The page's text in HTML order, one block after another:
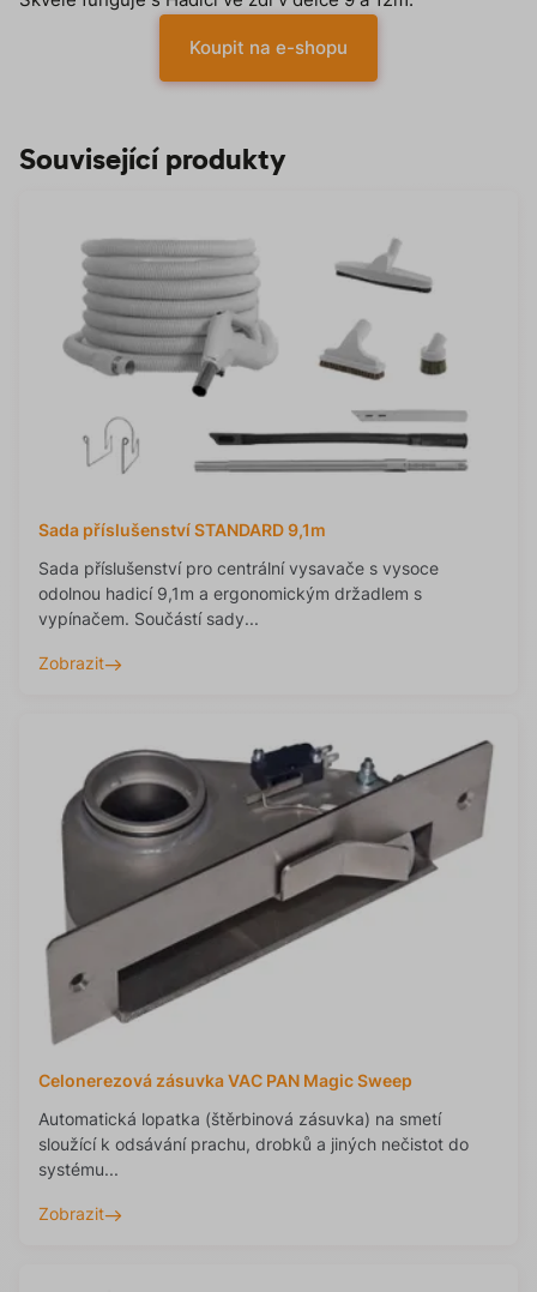
Koupit na e-shopu
Související produkty
Sada příslušenství STANDARD 9,1m
Sada příslušenství pro centrální vysavače s vysoce
odolnou hadicí 9,1m a ergonomickým držadlem s
vypínačem. Součástí sady...
Zobrazit
Celonerezová zásuvka VAC PAN Magic Sweep
Automatická lopatka (štěrbinová zásuvka) na smetí
sloužící k odsávání prachu, drobků a jiných nečistot do
systému...
Zobrazit